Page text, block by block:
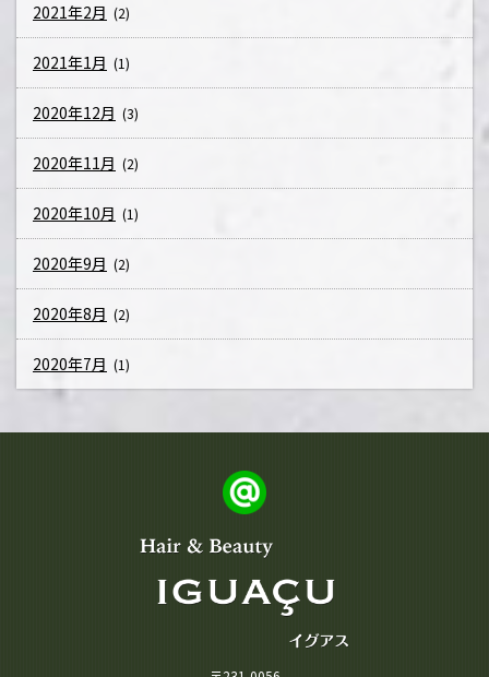
2021年2月 (2)
2021年1月 (1)
2020年12月 (3)
2020年11月 (2)
2020年10月 (1)
2020年9月 (2)
2020年8月 (2)
2020年7月 (1)